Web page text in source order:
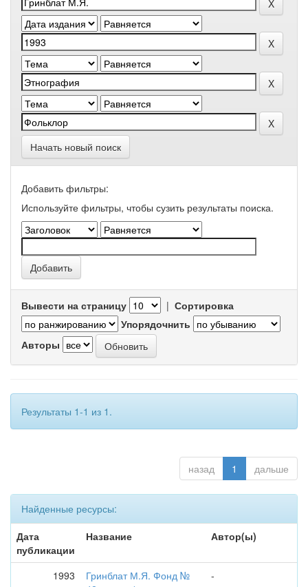
Начать новый поиск
Добавить фильтры:
Используйте фильтры, чтобы сузить результаты поиска.
Вывести на страницу | Сортировка
Упорядочнить
Авторы
Результаты 1-1 из 1.
назад 1 дальше
Найденные ресурсы:
Дата
публикации
Название Автор(ы)
1993
Гринблат М.Я. Фонд №
-